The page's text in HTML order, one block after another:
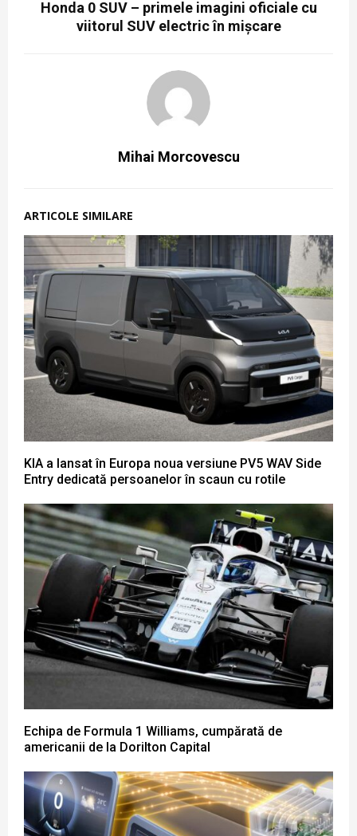
Honda 0 SUV – primele imagini oficiale cu
viitorul SUV electric în mișcare
Mihai Morcovescu
ARTICOLE SIMILARE
KIA a lansat în Europa noua versiune PV5 WAV Side
Entry dedicată persoanelor în scaun cu rotile
Echipa de Formula 1 Williams, cumpărată de
americanii de la Dorilton Capital